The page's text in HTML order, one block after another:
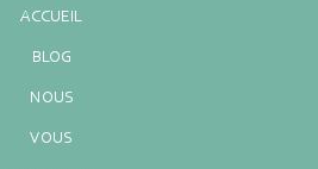
ACCUEIL
BLOG
NOUS
VOUS